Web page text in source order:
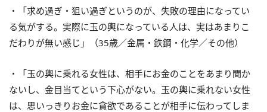
・「求め過ぎ・狙い過ぎというのが、失敗の理由になってい
る気がする。実際に玉の輿になっている人は、実はあまりこ
だわりが無い感じ」（35歳／金属・鉄鋼・化学／その他）
・「玉の輿に乗れる女性は、相手にお金のことをあまり聞か
ないし、金目当てという下心がない。玉の輿に乗れない女性
は、思いっきりお金に貪欲であることが相手に伝わってしま